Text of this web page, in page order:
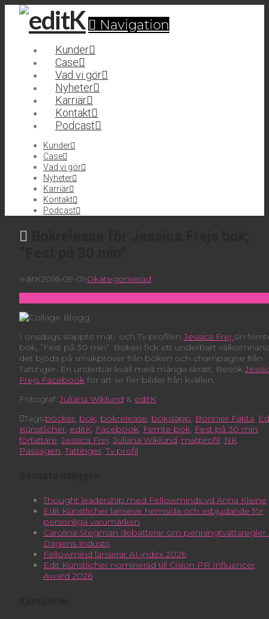
Navigation
Kunder
Case
Vad vi gör
Nyheter
Karriär
Kontakt
Podcast
Kunder
Case
Vad vi gör
Nyheter
Karriär
Kontakt
Podcast
editK2016-09-09Okategoriserad
I onsdags släppte mat- och Tv-profilenJessica Frej sin
bok, ”Fest på 30 min”. Boken fick ett underbart
det bjöds på smakprover från boken och champagne från
Tattinger. En underbar kväll med många skratt. Besök
Frejs Facebook för att se fler bilder från kvällen.
Fotograf:Juliana Wiklund & editK
Tags:böcker bok bokrelease boksläpp Bonnier Fakta
Künstlicher editK Facebook Femte bok Fest på 30 min
författare ,Jessica Frej ,Juliana Wiklund matprofil NK
Passagen ,Tattinger ,Tv profil
Thought leadership med Fellowminds vd Anna Kleine
Edit Künstlicher lanserar hemsida och erbjudande för
personliga varumärken
Carolina Stegman debatterar om penningtvättsregler
Dagens Industri
Fellowmind lanserar AI-index 2026
Edit Künstlicher nominerad till Cision PR Influencer
Award 2026